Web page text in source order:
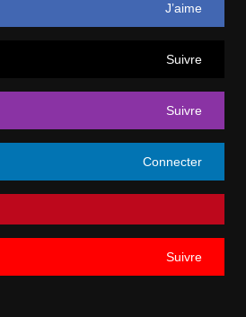
J’aime
Suivre
Suivre
Connecter
Suivre